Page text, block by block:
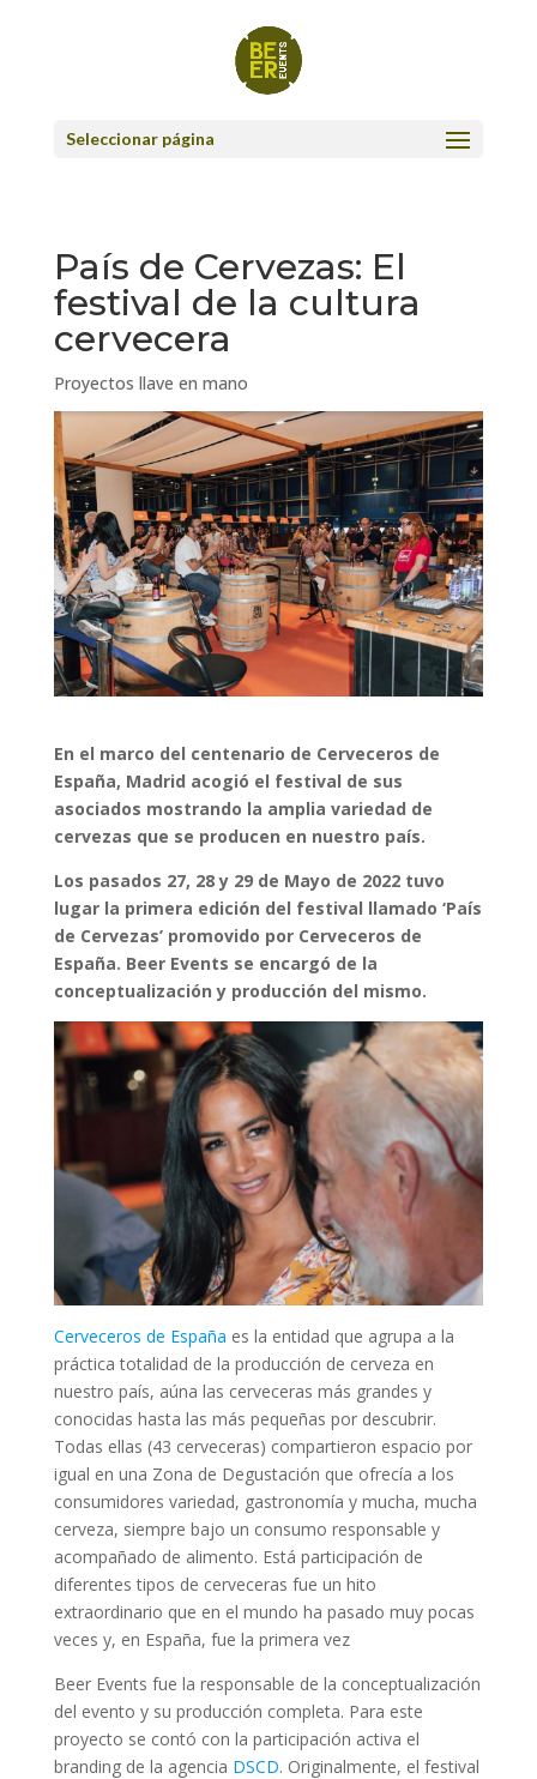
Seleccionar página
País de Cervezas: El
festival de la cultura
cervecera
Proyectos llave en mano
En el marco del centenario de Cerveceros de
España, Madrid acogió el festival de sus
asociados mostrando la amplia variedad de
cervezas que se producen en nuestro país.
Los pasados 27, 28 y 29 de Mayo de 2022 tuvo
lugar la primera edición del festival llamado ‘País
de Cervezas’ promovido por Cerveceros de
España. Beer Events se encargó de la
conceptualización y producción del mismo.
Cerveceros de España es la entidad que agrupa a la
práctica totalidad de la producción de cerveza en
nuestro país, aúna las cerveceras más grandes y
conocidas hasta las más pequeñas por descubrir.
Todas ellas (43 cerveceras) compartieron espacio por
igual en una Zona de Degustación que ofrecía a los
consumidores variedad, gastronomía y mucha, mucha
cerveza, siempre bajo un consumo responsable y
acompañado de alimento. Está participación de
diferentes tipos de cerveceras fue un hito
extraordinario que en el mundo ha pasado muy pocas
veces y, en España, fue la primera vez
Beer Events fue la responsable de la conceptualización
del evento y su producción completa. Para este
proyecto se contó con la participación activa el
branding de la agencia DSCD. Originalmente, el festival